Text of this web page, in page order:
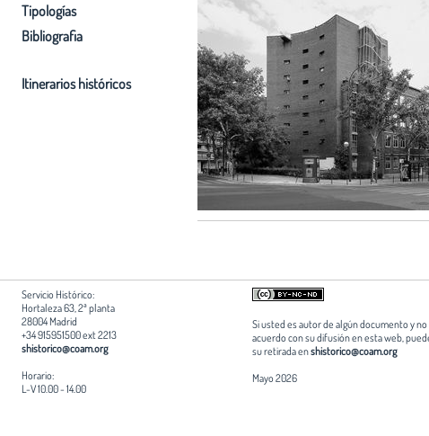
Tipologías
Bibliografia
Itinerarios históricos
Servicio Histórico:
Hortaleza 63, 2ª planta
28004 Madrid
+34 915951500 ext 2213
shistorico@coam.org
Horario:
L-V 10.00 - 14.00
Si usted es autor de algún documento y no
acuerdo con su difusión en esta web,
su retirada enshistorico@coam.org
Mayo 2026